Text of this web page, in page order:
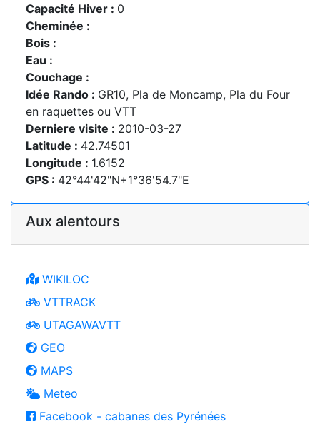
Capacité Hiver : 0
Cheminée :
Bois :
Eau :
Couchage :
Idée Rando : GR10, Pla de Moncamp, Pla du Four
en raquettes ou VTT
Derniere visite : 2010-03-27
Latitude : 42.74501
Longitude : 1.6152
GPS : 42°44'42"N+1°36'54.7"E
Aux alentours
WIKILOC
VTTRACK
UTAGAWAVTT
GEO
MAPS
Meteo
Facebook - cabanes des Pyrénées